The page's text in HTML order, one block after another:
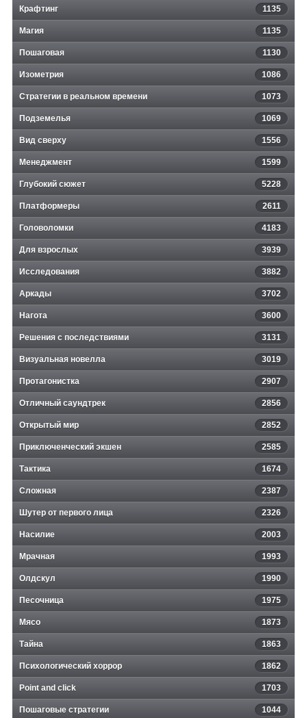
Крафтинг 1135
Магия 1135
Пошаговая 1130
Изометрия 1086
Стратегии в реальном времени 1073
Подземелья 1069
Вид сверху 1556
Менеджмент 1599
Глубокий сюжет 5228
Платформеры 2611
Головоломки 4183
Для взрослых 3939
Исследования 3882
Аркады 3702
Нагота 3600
Решения с последствиями 3131
Визуальная новелла 3019
Протагонистка 2907
Отличный саундтрек 2856
Открытый мир 2852
Приключенческий экшен 2585
Тактика 1674
Сложная 2387
Шутер от первого лица 2326
Насилие 2003
Мрачная 1993
Олдскул 1990
Песочница 1975
Мясо 1873
Тайна 1863
Психологический хоррор 1862
Point and click 1703
Пошаговые стратегии 1044